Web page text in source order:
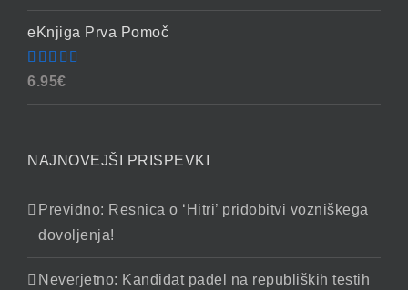
eKnjiga Prva Pomoč
Ocenjeno
6.95€
NAJNOVEJŠI PRISPEVKI
Previdno: Resnica o ‘Hitri’ pridobitvi vozniškega
dovoljenja!
Neverjetno: Kandidat padel na republiških testih